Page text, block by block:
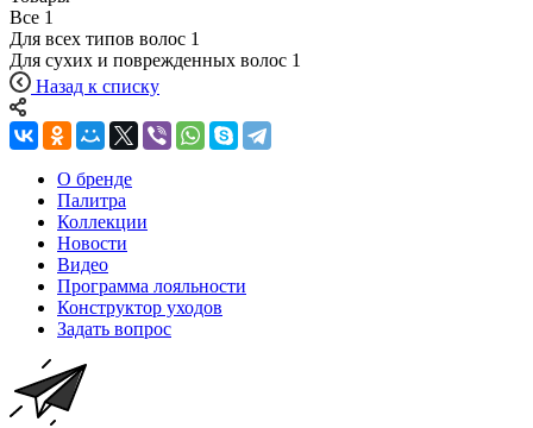
Все 1
Для всех типов волос 1
Для сухих и поврежденных волос 1
Назад к списку
О бренде
Палитра
Коллекции
Новости
Видео
Программа лояльности
Конструктор уходов
Задать вопрос